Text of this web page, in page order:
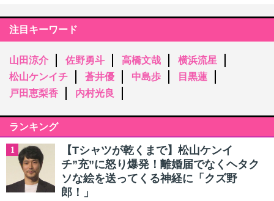
注目キーワード
山田涼介 佐野勇斗 高橋文哉
横浜流星
松山ケンイチ
蒼井優 中島歩
目黒蓮
戸田恵梨香
内村光良
ランキング
1
【Tシャツが乾くまで】松山ケンイ
チ”充”に怒り爆発！離婚届でなくヘタク
ソな絵を送ってくる神経に「クズ野
郎！」